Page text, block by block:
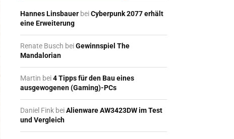
Hannes Linsbauer beiCyberpunk 2077 erhält
eine Erweiterung
Renate Busch beiGewinnspiel The
Mandalorian
Martin bei4 Tipps für den Bau eines
ausgewogenen (Gaming)-PCs
Daniel Fink beiAlienware AW3423DW im Test
und Vergleich